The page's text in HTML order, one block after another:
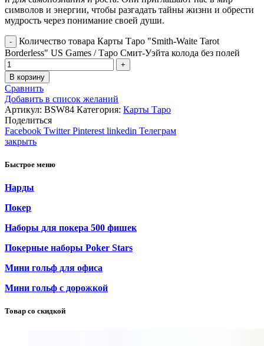
символов и энергии, чтобы разгадать тайны жизни и обрести
мудрость через понимание своей души.
Количество товара Карты Таро "Smith-Waite Tarot
Borderless" US Games / Таро Смит-Уэйта колода без полей
В корзину
Сравнить
Добавить в список желаний
Артикул: BSW84 Категория: Карты Таро
Поделиться
Facebook Twitter Pinterest linkedin Телеграм
закрыть
Быстрое меню
Нарды
Покер
Наборы для покера 500 фишек
Покерные наборы Poker Stars
Мини гольф для офиса
Мини гольф с дорожкой
Товар со скидкой